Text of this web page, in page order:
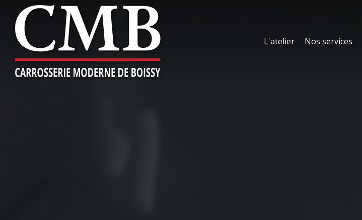
L'atelier Nos services